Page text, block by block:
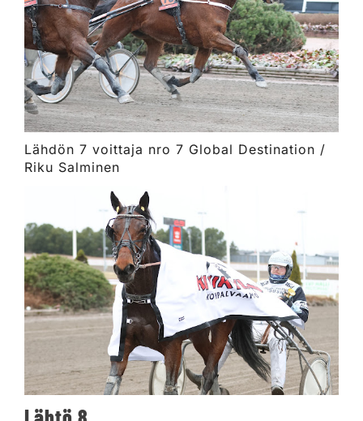
Lähdön 7 voittaja nro 7 Global Destination /
Riku Salminen